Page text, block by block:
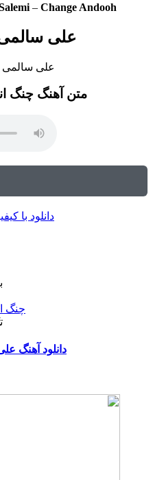
– Change Andooh
علی
متن آهنگ چنگ
دانلود با کیفیت
چنگ
دانلود آهنگ